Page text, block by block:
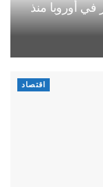
435 ألف هكتار في أوروبا منذ
اقتصاد